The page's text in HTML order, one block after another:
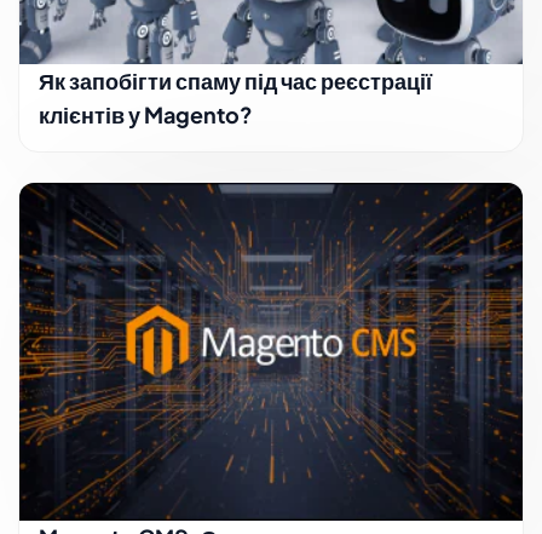
Як запобігти спаму під час реєстрації
клієнтів у Magento?